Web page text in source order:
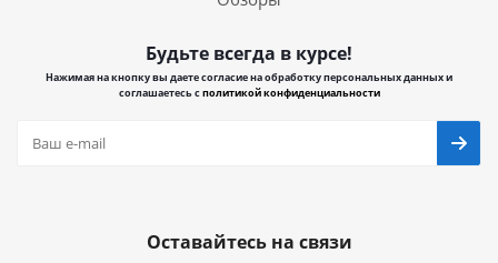
Будьте всегда в курсе!
Нажимая на кнопку вы даете согласие на обработку персональных данных и
соглашаетесь сполитикой конфиденциальности
Оставайтесь на связи